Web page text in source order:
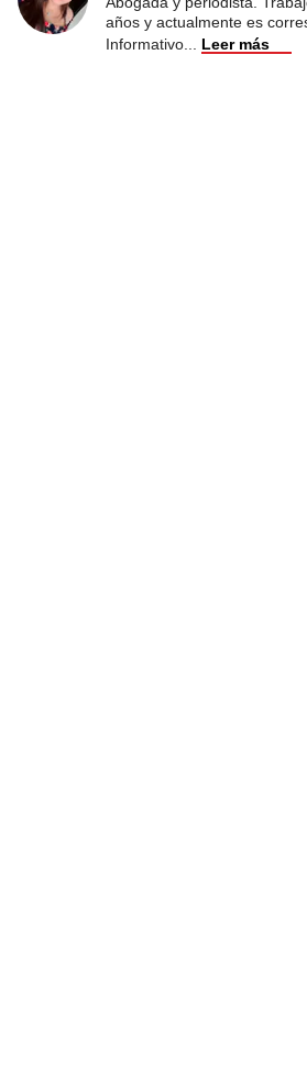
años y actualmente es
Informativo
Leer más